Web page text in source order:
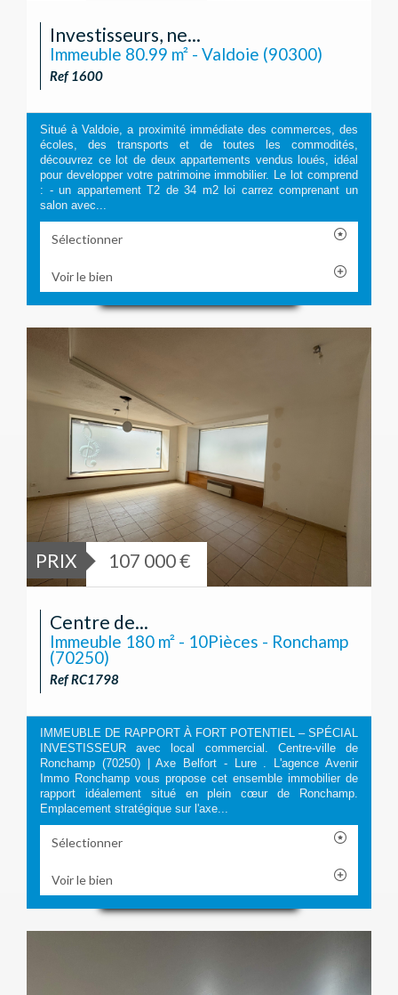
Investisseurs, ne...
Immeuble 80.99 m² - Valdoie (90300)
Ref 1600
Situé à Valdoie, a proximité immédiate des commerces, des
écoles, des transports et de toutes les commodités,
découvrez ce lot de deux appartements vendus loués, idéal
pour developper votre patrimoine immobilier. Le lot comprend
: - un appartement T2 de 34 m2 loi carrez comprenant un
salon avec...
Sélectionner
Voir le bien
PRIX 107 000 €
Centre de...
Immeuble 180 m² - 10Pièces - Ronchamp
(70250)
Ref RC1798
IMMEUBLE DE RAPPORT À FORT POTENTIEL – SPÉCIAL
INVESTISSEUR avec local commercial. Centre-ville de
Ronchamp (70250) | Axe Belfort - Lure . L'agence Avenir
Immo Ronchamp vous propose cet ensemble immobilier de
rapport idéalement situé en plein cœur de Ronchamp.
Emplacement stratégique sur l'axe...
Sélectionner
Voir le bien